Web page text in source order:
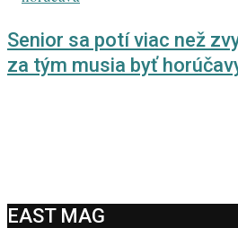
Senior sa potí viac než
za tým musia byť
EAST MAG